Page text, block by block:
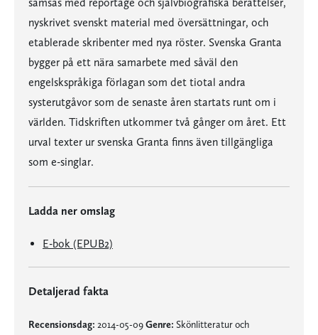
nyskrivet svenskt material med översättningar, och
etablerade skribenter med nya röster. Svenska Granta
bygger på ett nära samarbete med såväl den
engelskspråkiga förlagan som det tiotal andra
systerutgåvor som de senaste åren startats runt om i
världen. Tidskriften utkommer två gånger om året. Ett
urval texter ur svenska Granta finns även tillgängliga
som e-singlar.
Ladda ner omslag
E-bok (EPUB2)
Detaljerad fakta
Recensionsdag: 2014-05-09Genre: Skönlitteratur och